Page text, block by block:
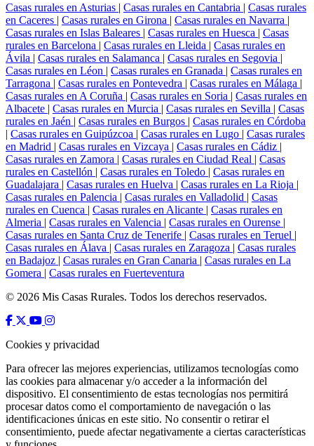
Casas rurales en Asturias | Casas rurales en Cantabria | Casas rurales
en Caceres | Casas rurales en Girona | Casas rurales en Navarra |
Casas rurales en Islas Baleares | Casas rurales en Huesca | Casas
rurales en Barcelona | Casas rurales en Lleida | Casas rurales en
Ávila | Casas rurales en Salamanca | Casas rurales en Segovia |
Casas rurales en Léon | Casas rurales en Granada | Casas rurales en
Tarragona | Casas rurales en Pontevedra | Casas rurales en Málaga |
Casas rurales en A Coruña | Casas rurales en Soria | Casas rurales en
Albacete | Casas rurales en Murcia | Casas rurales en Sevilla | Casas
rurales en Jaén | Casas rurales en Burgos | Casas rurales en Córdoba
| Casas rurales en Guipúzcoa | Casas rurales en Lugo | Casas rurales
en Madrid | Casas rurales en Vizcaya | Casas rurales en Cádiz |
Casas rurales en Zamora | Casas rurales en Ciudad Real | Casas
rurales en Castellón | Casas rurales en Toledo | Casas rurales en
Guadalajara | Casas rurales en Huelva | Casas rurales en La Rioja |
Casas rurales en Palencia | Casas rurales en Valladolid | Casas
rurales en Cuenca | Casas rurales en Alicante | Casas rurales en
Almeria | Casas rurales en Valencia | Casas rurales en Ourense |
Casas rurales en Santa Cruz de Tenerife | Casas rurales en Teruel |
Casas rurales en Álava | Casas rurales en Zaragoza | Casas rurales
en Badajoz | Casas rurales en Gran Canaria | Casas rurales en La
Gomera | Casas rurales en Fuerteventura
© 2026 Mis Casas Rurales. Todos los derechos reservados.
Cookies y privacidad
Para ofrecer las mejores experiencias, utilizamos tecnologías como
las cookies para almacenar y/o acceder a la información del
dispositivo. El consentimiento de estas tecnologías nos permitirá
procesar datos como el comportamiento de navegación o las
identificaciones únicas en este sitio. No consentir o retirar el
consentimiento, puede afectar negativamente a ciertas características